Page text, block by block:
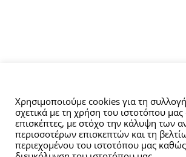
Χρησιμοποιούμε cookies για τη
σχετικά με τη χρήση του ιστοτόπου
επισκέπτες, με στόχο την κάλυψη των
περισσοτέρων επισκεπτών και τη
περιεχομένου του ιστοτόπου μας